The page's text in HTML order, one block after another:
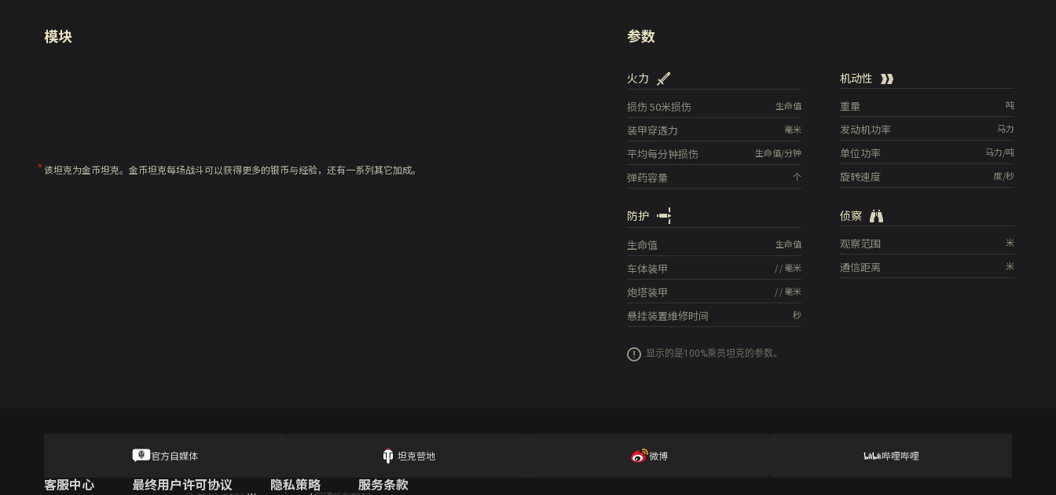
模块
该坦克为金币坦克。金币坦克每场战斗可以获得更多的银币与经验，还有一系列其它加成。
参数
火力
生命值
损伤50米损伤
毫米
装甲穿透力
生命值/分钟
平均每分钟损伤
个
弹药容量
机动性
吨
重量
马力
发动机功率
马力/吨
单位功率
度/秒
旋转速度
防护
生命值
生命值
//毫米
车体装甲
//毫米
炮塔装甲
秒
悬挂装置维修时间
侦察
米
观察范围
米
通信距离
显示的是100%乘员坦克的参数。
官方自媒体 坦克营地 微博 哔哩哔哩
客服中心 最终用户许可协议 隐私策略 服务条款